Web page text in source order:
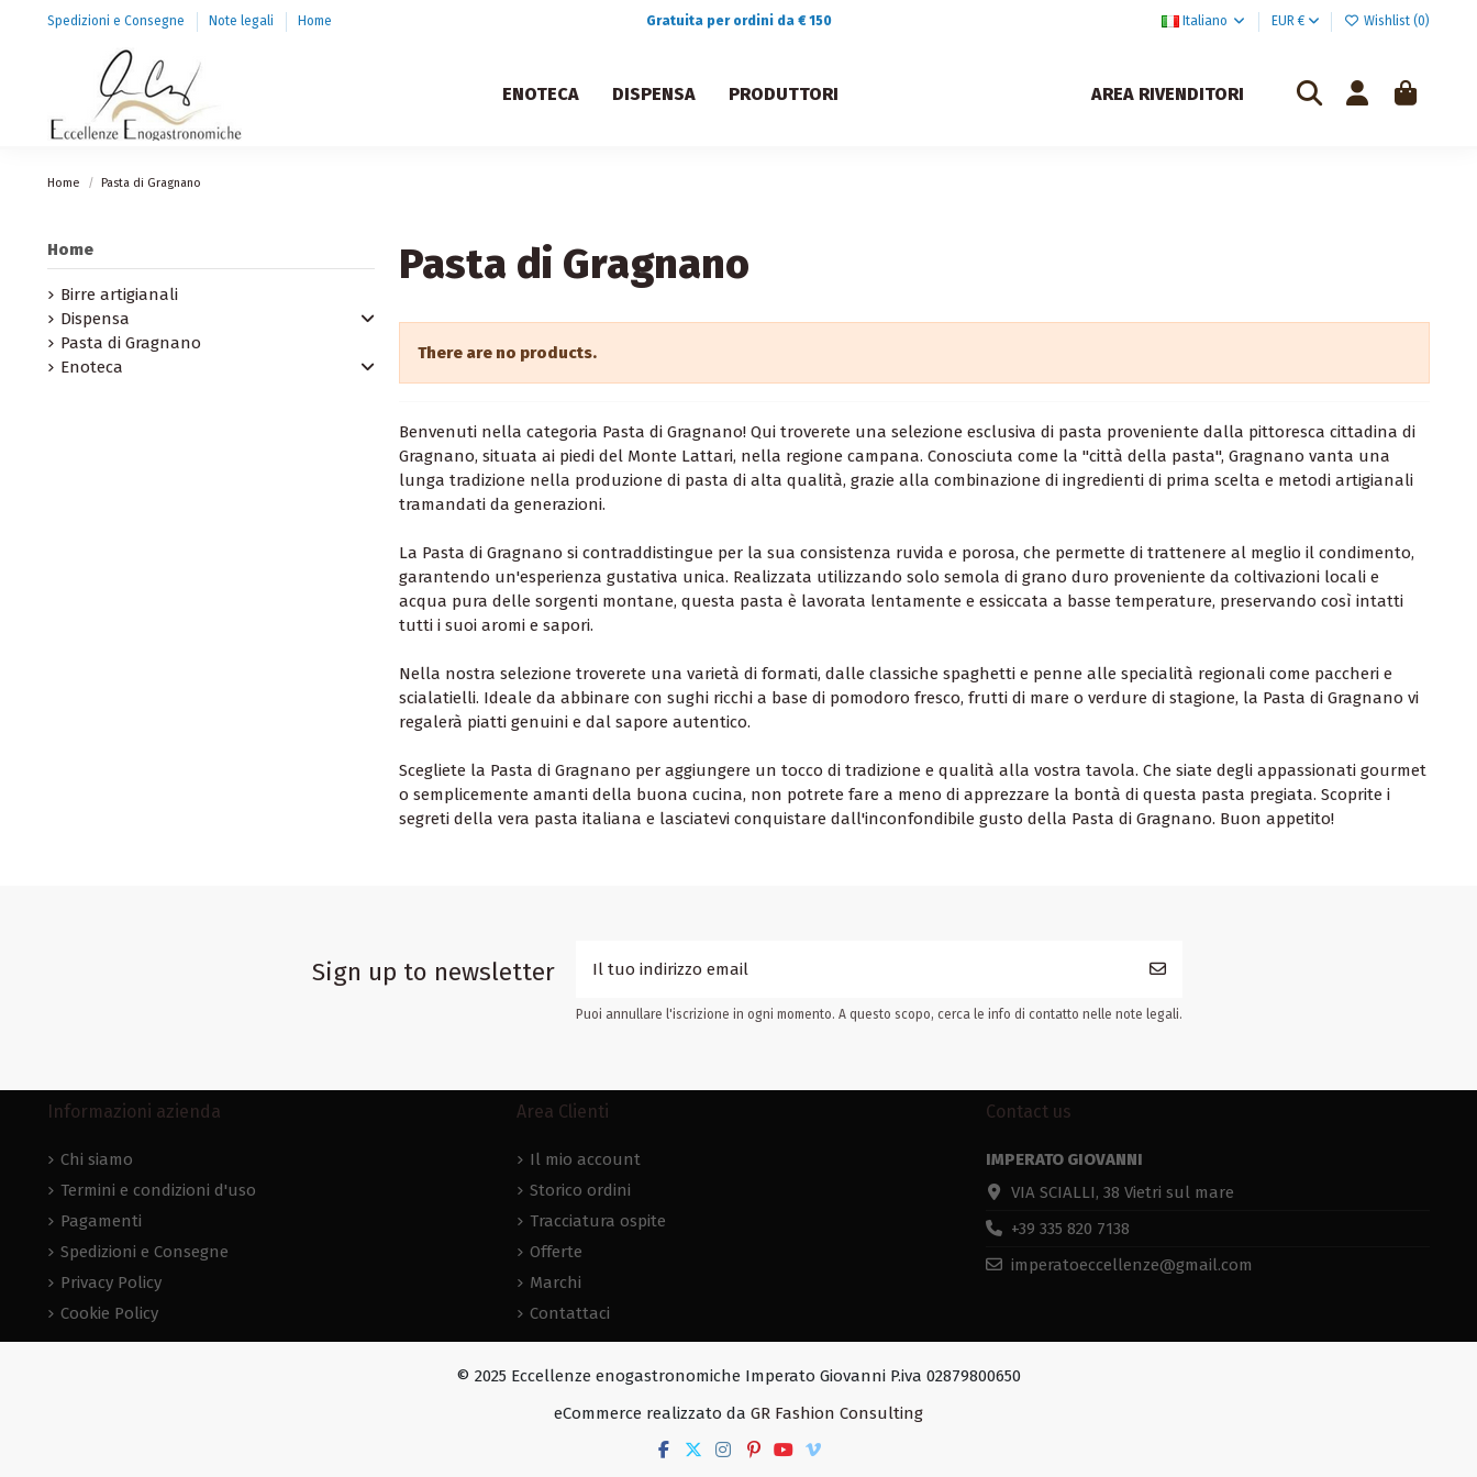
Spedizioni e Consegne Note legali Home Gratuita per ordini da € 150 Italiano EUR € Wishlist (0)
ENOTECA DISPENSA PRODUTTORI AREA RIVENDITORI
Home Pasta di Gragnano
Pasta di Gragnano
There are no products.
Benvenuti nella categoria Pasta di Gragnano! Qui troverete una selezione esclusiva di pasta proveniente dalla pittoresca cittadina di
Gragnano, situata ai piedi del Monte Lattari, nella regione campana. Conosciuta come la "città della pasta", Gragnano vanta una
lunga tradizione nella produzione di pasta di alta qualità, grazie alla combinazione di ingredienti di prima scelta e metodi artigianali
tramandati da generazioni.
La Pasta di Gragnano si contraddistingue per la sua consistenza ruvida e porosa, che permette di trattenere al meglio il condimento,
garantendo un'esperienza gustativa unica. Realizzata utilizzando solo semola di grano duro proveniente da coltivazioni locali e
acqua pura delle sorgenti montane, questa pasta è lavorata lentamente e essiccata a basse temperature, preservando così intatti
tutti i suoi aromi e sapori.
Nella nostra selezione troverete una varietà di formati, dalle classiche spaghetti e penne alle specialità regionali come paccheri e
scialatielli. Ideale da abbinare con sughi ricchi a base di pomodoro fresco, frutti di mare o verdure di stagione, la Pasta di Gragnano vi
regalerà piatti genuini e dal sapore autentico.
Scegliete la Pasta di Gragnano per aggiungere un tocco di tradizione e qualità alla vostra tavola. Che siate degli appassionati gourmet
o semplicemente amanti della buona cucina, non potrete fare a meno di apprezzare la bontà di questa pasta pregiata. Scoprite i
segreti della vera pasta italiana e lasciatevi conquistare dall'inconfondibile gusto della Pasta di Gragnano. Buon appetito!
Home
Birre artigianali
Dispensa
Pasta di Gragnano
Enoteca
Sign up to newsletter
Puoi annullare l'iscrizione in ogni momento. A questo scopo, cerca le info di contatto nelle note legali.
Informazioni azienda
Chi siamo
Termini e condizioni d'uso
Pagamenti
Spedizioni e Consegne
Privacy Policy
Cookie Policy
Area Clienti
Il mio account
Storico ordini
Tracciatura ospite
Offerte
Marchi
Contattaci
Contact us
IMPERATO GIOVANNI
VIA SCIALLI, 38 Vietri sul mare
+39 335 820 7138
imperatoeccellenze@gmail.com
© 2025 Eccellenze enogastronomiche Imperato Giovanni P.iva 02879800650
eCommerce realizzato da GR Fashion Consulting